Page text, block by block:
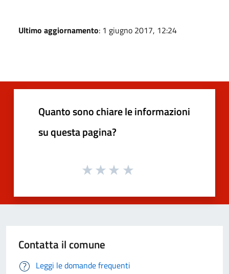
Ultimo aggiornamento: 1 giugno 2017, 12:24
Quanto sono chiare le informazioni
su questa pagina?
Contatta il comune
Leggi le domande frequenti